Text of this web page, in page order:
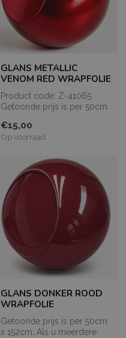
GLANS METALLIC
VENOM RED WRAPFOLIE
Product code: Z-41065
Getoonde prijs is per 50cm
meters...
€15,00
Op voorraad
GLANS DONKER ROOD
WRAPFOLIE
Getoonde prijs is per 50cm
x 152cm. Als u meerdere